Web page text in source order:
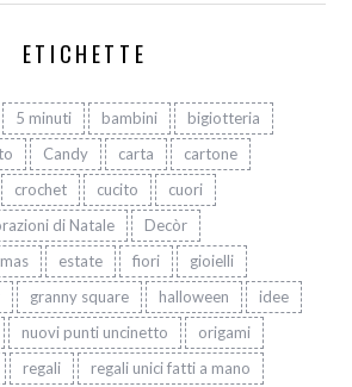
ETICHETTE
5 minuti bambini
bigiotteria
Candy carta
cartone
crochet cucito
cuori
di Natale
Decòr
estate fiori
gioielli
granny square halloween
idee
nuovi punti uncinetto
origami
regali
regali unici fatti a mano